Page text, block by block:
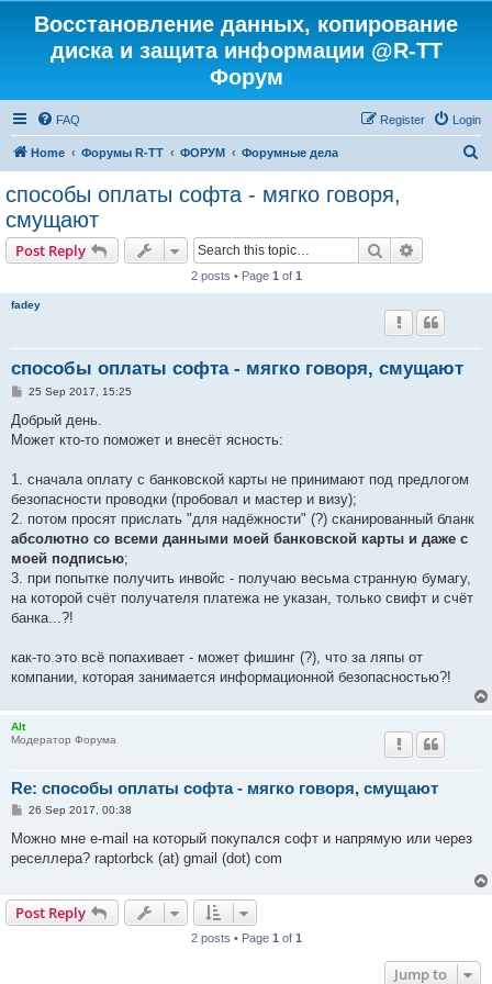
Восстановление данных, копирование
диска и защита информации @R-TT
Форум
FAQ Login
Register
Home Форумы R-TT ФОРУМ Форумные дела
способы оплаты софта - мягко говоря,
смущают
Post Reply Search
2 posts • Page 1 of 1
fadey
способы оплаты софта - мягко говоря, смущают
P
s
25 Sep 2017, 15:25
Добрый день.
Может кто-то поможет и внесёт ясность:
1. сначала оплату с банковской карты не принимают под предлогом
безопасности проводки (пробовал и мастер и визу);
2. потом просят прислать "для надёжности" (?) сканированный бланк
абсолютно со всеми данными моей банковской карты и даже с
моей подписью;
3. при попытке получить инвойс - получаю весьма странную бумагу,
на которой счёт получателя платежа не указан, только свифт и счёт
банка...?!
как-то это всё попахивает - может фишинг (?), что за ляпы от
компании, которая занимается информационной безопасностью?!
Alt
Модератор Форума
Re: способы оплаты софта - мягко говоря, смущают
P
s
26 Sep 2017, 00:38
Можно мне e-mail на который покупался софт и напрямую или через
реселлера? raptorbck (at) gmail (dot) com
Post Reply
2 posts • Page 1 of 1
Jump to